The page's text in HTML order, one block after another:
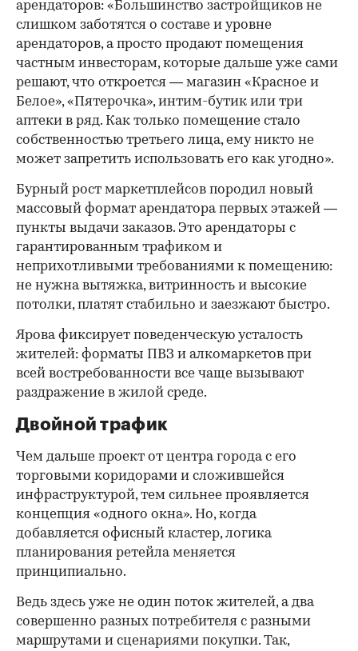
арендаторов: «Большинство застройщиков не
слишком заботятся о составе и уровне
арендаторов, а просто продают помещения
частным инвесторам, которые дальше уже сами
решают, что откроется — магазин «Красное и
Белое», «Пятерочка», интим-бутик или три
аптеки в ряд. Как только помещение стало
собственностью третьего лица, ему никто не
может запретить использовать его как угодно».
Бурный рост маркетплейсов породил новый
массовый формат арендатора первых этажей —
пункты выдачи заказов. Это арендаторы с
гарантированным трафиком и
неприхотливыми требованиями к помещению:
не нужна вытяжка, витринность и высокие
потолки, платят стабильно и заезжают быстро.
Ярова фиксирует поведенческую усталость
жителей: форматы ПВЗ и алкомаркетов при
всей востребованности все чаще вызывают
раздражение в жилой среде.
Двойной трафик
Чем дальше проект от центра города с его
торговыми коридорами и сложившейся
инфраструктурой, тем сильнее проявляется
концепция «одного окна». Но, когда
добавляется офисный кластер, логика
планирования ретейла меняется
принципиально.
Ведь здесь уже не один поток жителей, а два
совершенно разных потребителя с разными
маршрутами и сценариями покупки. Так,